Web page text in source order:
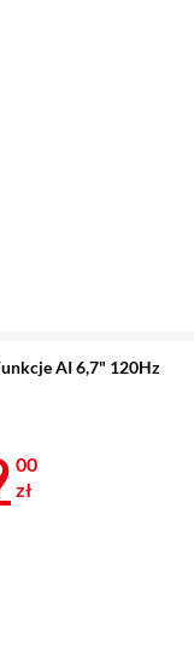
AI 6,7" 120Hz
599 zł
00
zł